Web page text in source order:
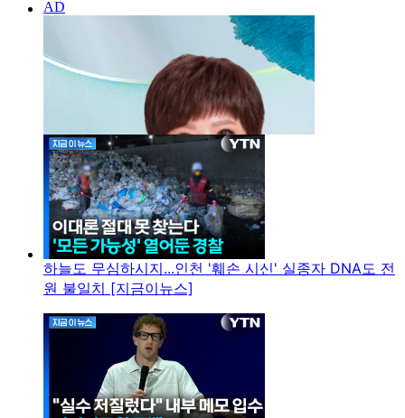
하늘도 무심하시지...인천 '훼손 시신' 실종자 DNA도 전
원 불일치 [지금이뉴스]